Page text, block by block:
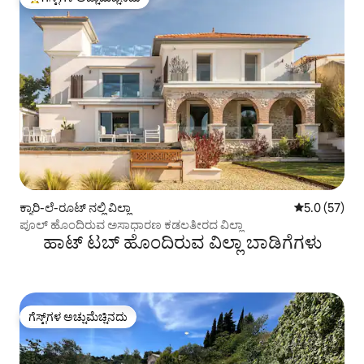
ಗೆಸ್ಟ್‌ಗಳಿಗೆ ಅತಿ ಹೆಚ್ಚು ಅಚ್ಚುಮೆಚ್ಚಿನದು
ಕ್ಯಾರಿ-ಲೆ-ರೂಟ್ ನಲ್ಲಿ ವಿಲ್ಲಾ 5 ರಲ್ಲಿ 5.0
5.0 (57)
ಪೂಲ್ ಹೊಂದಿರುವ ಅಸಾಧಾರಣ ಕಡಲತೀರದ ವಿಲ್ಲಾ
ಹಾಟ್ ಟಬ್ ಹೊಂದಿರುವ ವಿಲ್ಲಾ ಬಾಡಿಗೆಗಳು
ಗೆಸ್ಟ್‌ಗಳ ಅಚ್ಚುಮೆಚ್ಚಿನದು
ಗೆಸ್ಟ್‌ಗಳ ಅಚ್ಚುಮೆಚ್ಚಿನದು